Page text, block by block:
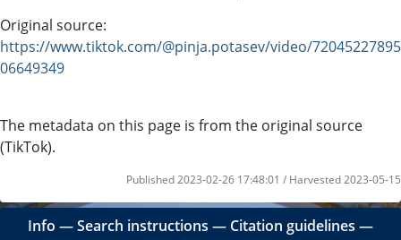
Original source:
https://www.tiktok.com/@pinja.potasev/video/72045227895
06649349
The metadata on this page is from the original source
(TikTok).
Published 2023-02-26 17:48:01 / Harvested 2023-05-15
Info ―Search instructions ― Citation guidelines ―